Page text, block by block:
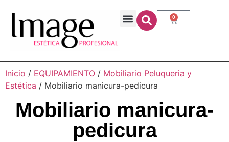
0
Inicio / EQUIPAMIENTO / Mobiliario Peluqueria y
Estética / Mobiliario manicura-pedicura
Mobiliario manicura-
pedicura